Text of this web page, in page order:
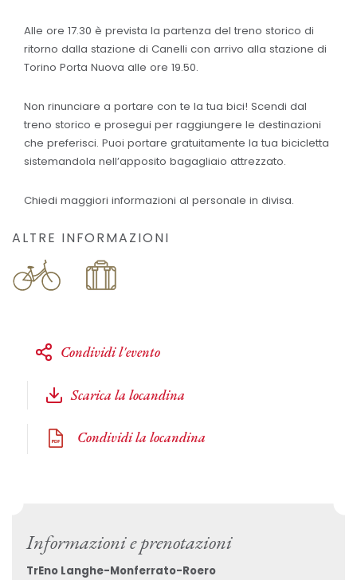
Alle ore 17.30 è prevista la partenza del treno storico di
ritorno dalla stazione di Canelli con arrivo alla stazione di
Torino Porta Nuova alle ore 19.50.
Non rinunciare a portare con te la tua bici! Scendi dal
treno storico e prosegui per raggiungere le destinazioni
che preferisci. Puoi portare gratuitamente la tua bicicletta
sistemandola nell’apposito bagagliaio attrezzato.
Chiedi maggiori informazioni al personale in divisa.
ALTRE INFORMAZIONI
Condividi l'evento
Scarica la locandina
Condividi la locandina
Informazioni e prenotazioni
TrEno Langhe-Monferrato-Roero